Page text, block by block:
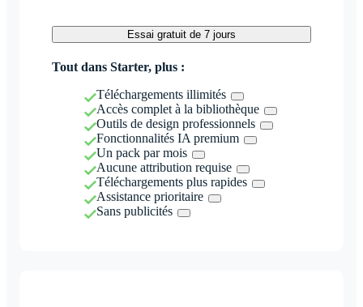
Essai gratuit de 7 jours
Tout dans Starter, plus :
Téléchargements illimités
Accès complet à la bibliothèque
Outils de design professionnels
Fonctionnalités IA premium
Un pack par mois
Aucune attribution requise
Téléchargements plus rapides
Assistance prioritaire
Sans publicités